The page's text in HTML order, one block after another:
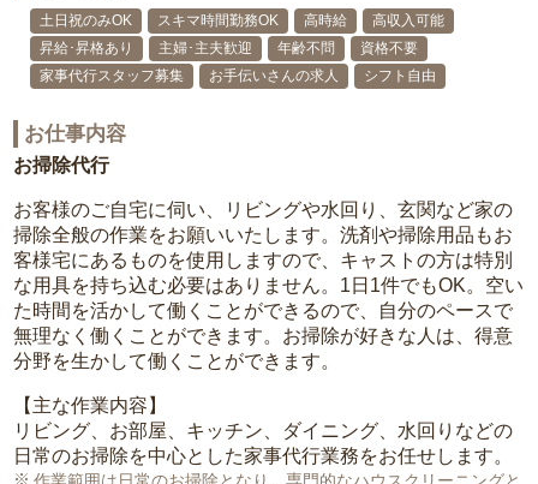
土日祝のみOK スキマ時間勤務OK 高時給
高収入可能
昇給･昇格あり
主婦･主夫歓迎 年齢不問
資格不要
家事代行スタッフ募集
お手伝いさんの求人 シフト自由
お仕事内容
お掃除代行
お客様のご自宅に伺い、リビングや水回り、玄関など家の
掃除全般の作業をお願いいたします。洗剤や掃除用品もお
客様宅にあるものを使用しますので、キャストの方は特別
な用具を持ち込む必要はありません。1日1件でもOK。空い
た時間を活かして働くことができるので、自分のペースで
無理なく働くことができます。お掃除が好きな人は、得意
分野を生かして働くことができます。
【主な作業内容】
リビング、お部屋、キッチン、ダイニング、水回りなどの
日常のお掃除を中心とした家事代行業務をお任せします。